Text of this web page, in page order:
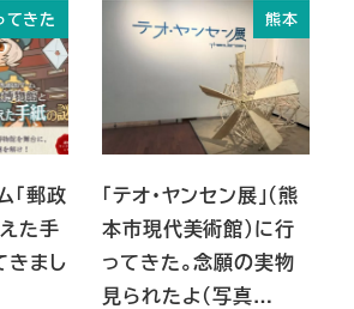
てきた
「郵政
た手
きまし
熊本
「テオ・ヤンセン展」（熊
本市現代美術館）に行
ってきた。念願の実物
見られたよ（写真…